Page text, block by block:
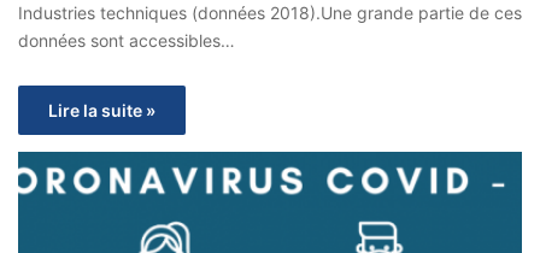
Industries techniques (données 2018).Une grande partie de ces
données sont accessibles…
Lire la suite »